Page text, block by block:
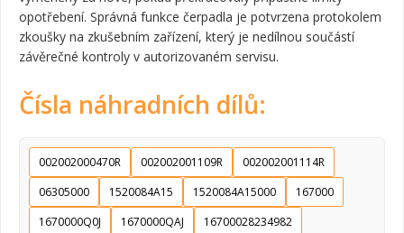
opotřebení. Správná funkce čerpadla je potvrzena protokolem
zkoušky na zkušebním zařízení, který je nedílnou součástí
závěrečné kontroly v autorizovaném servisu.
Čísla náhradních dílů:
002002000470R 002002001109R
002002001114R
06305000
1520084A15 1520084A15000
167000
1670000Q0J
1670000QAJ
16700028234982